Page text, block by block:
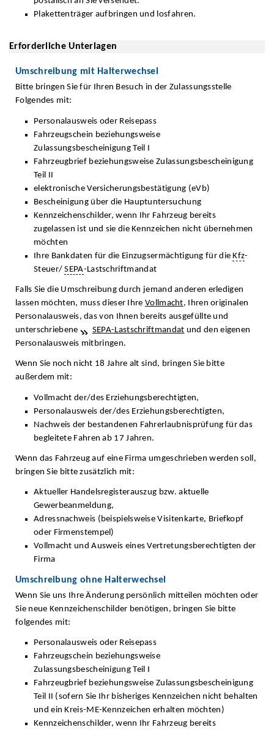
Plakettenträger aufbringen und losfahren.
Erforderliche Unterlagen
Umschreibung mit Halterwechsel
Bitte bringen Sie für Ihren Besuch in der Zulassungsstelle
Folgendes mit:
Personalausweis oder Reisepass
Fahrzeugschein beziehungsweise
Zulassungsbescheinigung Teil I
Fahrzeugbrief beziehungsweise Zulassungsbescheinigung
Teil II
elektronische Versicherungsbestätigung (eVb)
Bescheinigung über die Hauptuntersuchung
Kennzeichenschilder, wenn Ihr Fahrzeug bereits
zugelassen ist und sie die Kennzeichen nicht übernehmen
möchten
Ihre Bankdaten für die Einzugsermächtigung für dieKfz-
Steuer/SEPA-Lastschriftmandat
Falls Sie die Umschreibung durch jemand anderen erledigen
lassen möchten, muss dieser IhreVollmacht, Ihren originalen
Personalausweis, das von Ihnen bereits ausgefüllte und
unterschriebene
SEPA-Lastschriftmandat und den eigenen
Personalausweis mitbringen.
Wenn Sie noch nicht 18 Jahre alt sind, bringen Sie bitte
außerdem mit:
Vollmacht der/des Erziehungsberechtigten,
Personalausweis der/des Erziehungsberechtigten,
Nachweis der bestandenen Fahrerlaubnisprüfung für das
begleitete Fahren ab 17 Jahren.
Wenn das Fahrzeug auf eine Firma umgeschrieben werden soll,
bringen Sie bitte zusätzlich mit:
Aktueller Handelsregisterauszug bzw. aktuelle
Gewerbeanmeldung,
Adressnachweis (beispielsweise Visitenkarte, Briefkopf
oder Firmenstempel)
Vollmacht und Ausweis eines Vertretungsberechtigten der
Firma
Umschreibung ohne Halterwechsel
Wenn Sie uns Ihre Änderung persönlich mitteilen möchten oder
Sie neue Kennzeichenschilder benötigen, bringen Sie bitte
folgendes mit:
Personalausweis oder Reisepass
Fahrzeugschein beziehungsweise
Zulassungsbescheinigung Teil I
Fahrzeugbrief beziehungsweise Zulassungsbescheinigung
Teil II (sofern Sie Ihr bisheriges Kennzeichen nicht behalten
und ein Kreis-ME-Kennzeichen erhalten möchten)
Kennzeichenschilder, wenn Ihr Fahrzeug bereits